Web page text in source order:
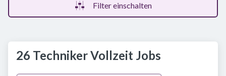
Filter einschalten
26 Techniker Vollzeit Jobs